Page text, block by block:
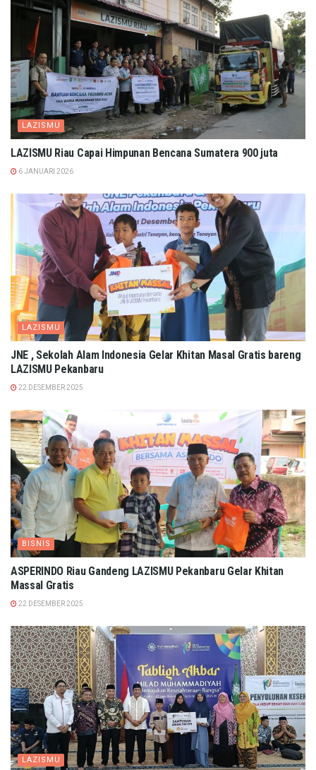
LAZISMU
LAZISMU Riau Capai Himpunan Bencana Sumatera 900 juta
6 JANUARI 2026
LAZISMU
JNE , Sekolah Alam Indonesia Gelar Khitan Masal Gratis bareng
LAZISMU Pekanbaru
22 DESEMBER 2025
BISNIS
ASPERINDO Riau Gandeng LAZISMU Pekanbaru Gelar Khitan
Massal Gratis
22 DESEMBER 2025
LAZISMU